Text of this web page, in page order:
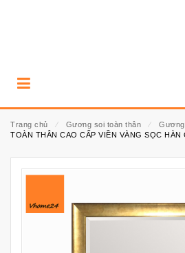
Trang chủ ⁄ Gương soi toàn thân ⁄
TOÀN THÂN CAO CẤP VIỀN VÀNG SỌC HÀN